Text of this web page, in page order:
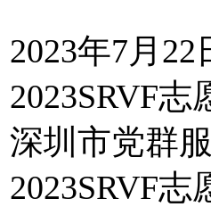
2023年7月 22
2023SRVF
深圳市党群
2023SRVF